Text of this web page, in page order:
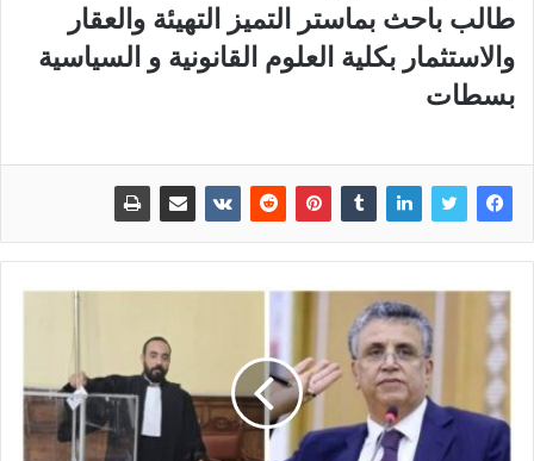
طالب باحث بماستر التميز التهيئة والعقار
والاستثمار بكلية العلوم القانونية و السياسية
بسطات